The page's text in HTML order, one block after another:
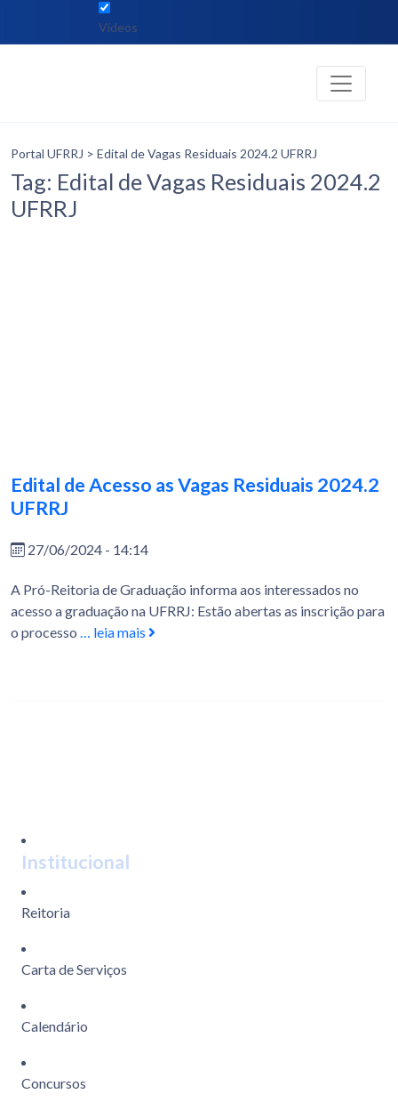
Vídeos
Portal UFRRJ > Edital de Vagas Residuais 2024.2 UFRRJ
Tag: Edital de Vagas Residuais 2024.2
UFRRJ
Edital de Acesso as Vagas Residuais 2024.2
UFRRJ
27/06/2024 - 14:14
A Pró-Reitoria de Graduação informa aos interessados no
acesso a graduação na UFRRJ: Estão abertas as inscrição para
o processo … leia mais
Institucional
Reitoria
Carta de Serviços
Calendário
Concursos